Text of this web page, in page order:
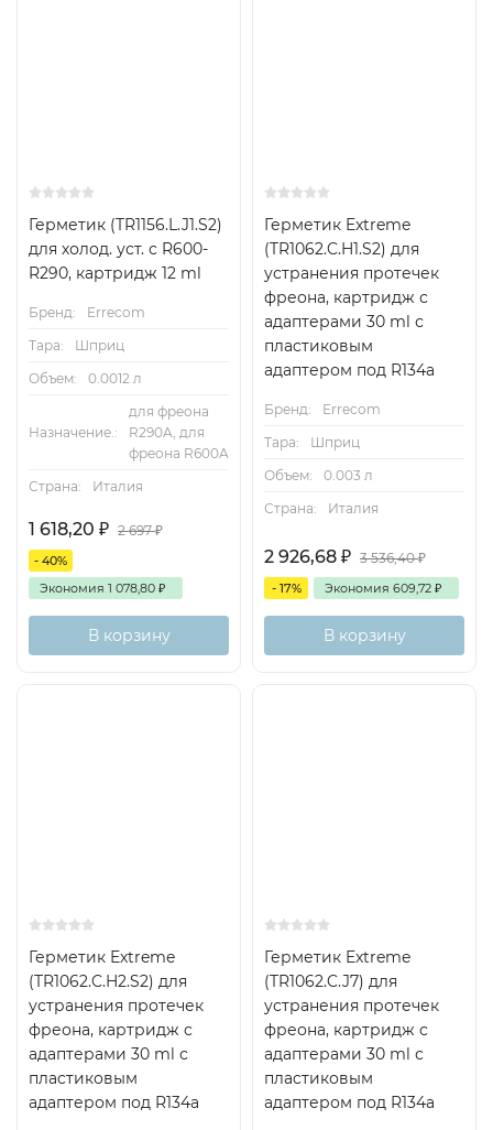
Герметик (TR1156.L.J1.S2)
для холод. уст. с R600-
R290, картридж 12 ml
Бренд:
Errecom
Тара:
Шприц
Объем:
0.0012 л
Назначение.:
для фреона
R290A, для
фреона R600A
Страна:
Италия
1 618,20 ₽ 2 697₽
- 40%
Экономия 1 078,80 ₽
В корзину
Герметик Extreme
(TR1062.C.H1.S2) для
устранения протечек
фреона, картридж с
адаптерами 30 ml с
плаcтиковым
адаптером под R134а
Бренд:
Errecom
Тара:
Шприц
Объем:
0.003 л
Страна:
Италия
2 926,68 ₽ 3 536,40₽
- 17% Экономия 609,72 ₽
В корзину
Герметик Extreme
(TR1062.C.H2.S2) для
устранения протечек
фреона, картридж с
адаптерами 30 ml с
плаcтиковым
адаптером под R134а
Герметик Extreme
(TR1062.C.J7) для
устранения протечек
фреона, картридж с
адаптерами 30 ml с
плаcтиковым
адаптером под R134а